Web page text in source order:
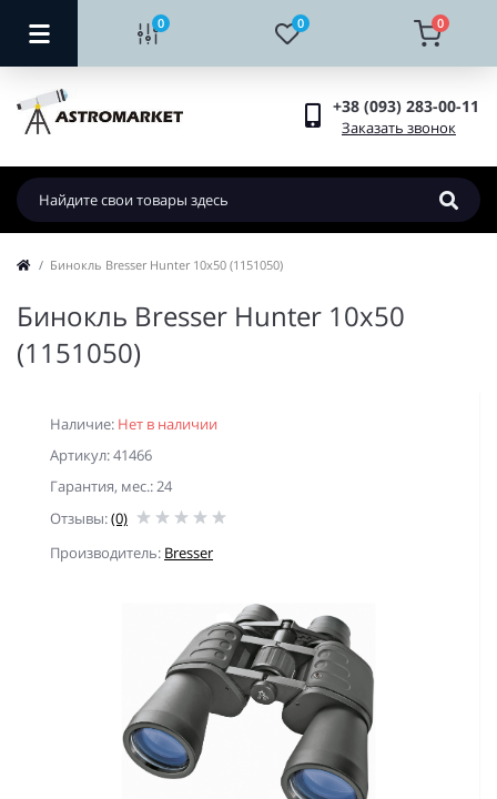
0 0 0
+38 (093) 283-00-11
Заказать звонок
Бинокль Bresser Hunter 10x50 (1151050)
Бинокль Bresser Hunter 10x50
(1151050)
Наличие: Нет в наличии
Артикул: 41466
Гарантия, мес.: 24
Отзывы:(0)
Производитель: Bresser